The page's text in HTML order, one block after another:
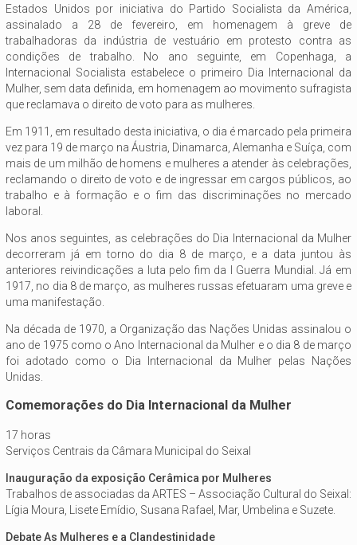
Estados Unidos por iniciativa do Partido Socialista da América,
assinalado a 28 de fevereiro, em homenagem à greve de
trabalhadoras da indústria de vestuário em protesto contra as
condições de trabalho. No ano seguinte, em Copenhaga, a
Internacional Socialista estabelece o primeiro Dia Internacional da
Mulher, sem data definida, em homenagem ao movimento sufragista
que reclamava o direito de voto para as mulheres.
Em 1911, em resultado desta iniciativa, o dia é marcado pela primeira
vez para 19 de março na Áustria, Dinamarca, Alemanha e Suíça, com
mais de um milhão de homens e mulheres a atender às celebrações,
reclamando o direito de voto e de ingressar em cargos públicos, ao
trabalho e à formação e o fim das discriminações no mercado
laboral.
Nos anos seguintes, as celebrações do Dia Internacional da Mulher
decorreram já em torno do dia 8 de março, e a data juntou às
anteriores reivindicações a luta pelo fim da I Guerra Mundial. Já em
1917, no dia 8 de março, as mulheres russas efetuaram uma greve e
uma manifestação.
Na década de 1970, a Organização das Nações Unidas assinalou o
ano de 1975 como o Ano Internacional da Mulher e o dia 8 de março
foi adotado como o Dia Internacional da Mulher pelas Nações
Unidas.
Comemorações do Dia Internacional da Mulher
17 horas
Serviços Centrais da Câmara Municipal do Seixal
Inauguração da exposição Cerâmica por Mulheres
Trabalhos de associadas da ARTES – Associação Cultural do Seixal:
Lígia Moura, Lisete Emídio, Susana Rafael, Mar, Umbelina e Suzete.
Debate As Mulheres e a Clandestinidade